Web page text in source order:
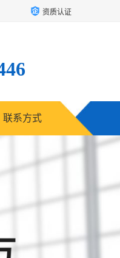
资质认证
联系方式